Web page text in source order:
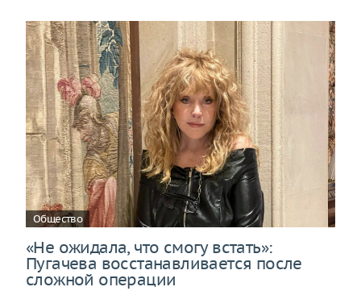
Общество
«Не ожидала, что смогу встать»:
Пугачева восстанавливается после
сложной операции